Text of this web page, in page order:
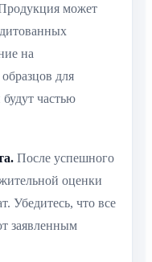
может
на
для
частью
После успешного
оценки
Убедитесь, что все
заявленным